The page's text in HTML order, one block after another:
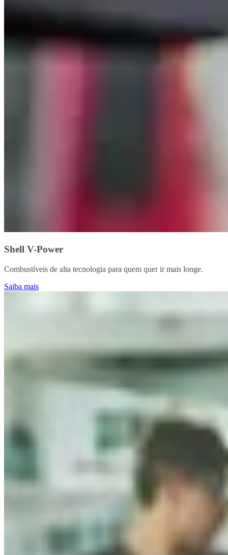
Shell V-Power
Combustíveis de alta tecnologia para quem quer ir mais longe.
Saiba mais